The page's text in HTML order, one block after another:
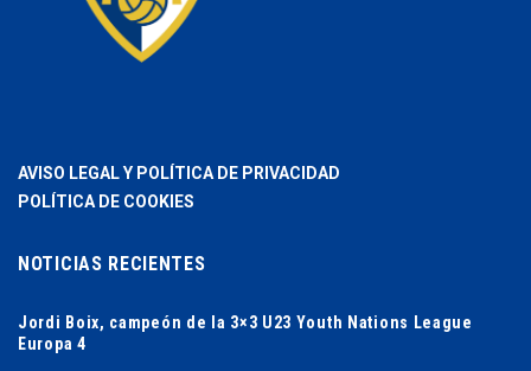
AVISO LEGAL Y POLÍTICA DE PRIVACIDAD
POLÍTICA DE COOKIES
NOTICIAS RECIENTES
Jordi Boix, campeón de la 3×3 U23 Youth Nations League
Europa 4